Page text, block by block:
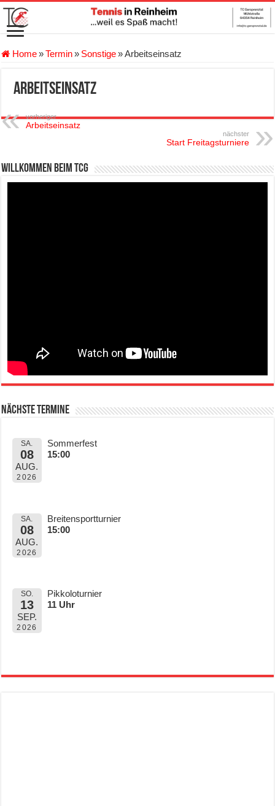
Home»Termin» Sonstige»Arbeitseinsatz
Arbeitseinsatz
vorheriger
Arbeitseinsatz
nächster
Start Freitagsturniere
Willkommen beim TCG
Nächste Termine
SA.
08
AUG.
2026
Sommerfest
15:00
SA.
08
AUG.
2026
Breitensportturnier
15:00
SO.
13
SEP.
2026
Pikkoloturnier
11 Uhr